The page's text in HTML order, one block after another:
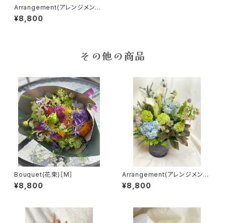
Arrangement(アレンジメント)
［M］
¥8,800
その他の商品
Bouquet(花束)［M］
¥8,800
Arrangement(アレンジメント)
［M］
¥8,800